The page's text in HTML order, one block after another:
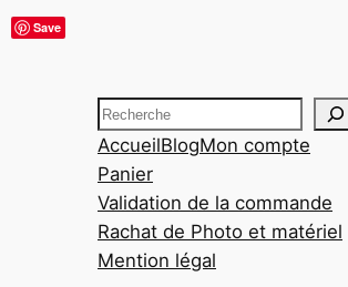
Aller
Recherche
AccueilBlogMon compte
Panier
Validation de la commande
Rachat de Photo et matériel
Mention légal
Save